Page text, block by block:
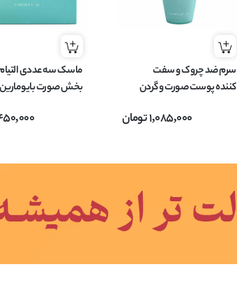
سرم ضد چروک و سفت
کننده پوست صورت و گردن
1,085,000تومان
ماسک سه عددی